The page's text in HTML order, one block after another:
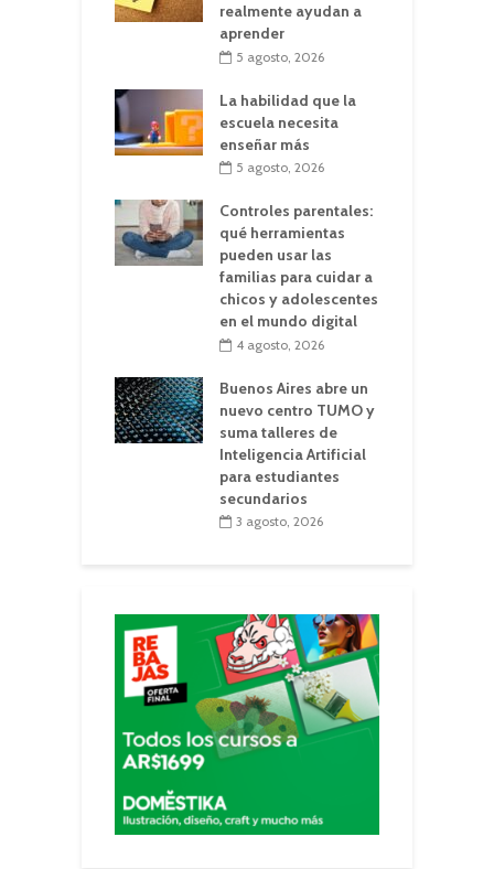
realmente ayudan a
aprender
5 agosto, 2026
La habilidad que la
escuela necesita
enseñar más
5 agosto, 2026
Controles parentales:
qué herramientas
pueden usar las
familias para cuidar a
chicos y adolescentes
en el mundo digital
4 agosto, 2026
Buenos Aires abre un
nuevo centro TUMO y
suma talleres de
Inteligencia Artificial
para estudiantes
secundarios
3 agosto, 2026